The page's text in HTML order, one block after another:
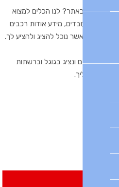
מצאת באתר? לנו הכלים למצוא
עימן אנו עובדים, מידע אודות רכבים
טרייד אשר נוכל להציג ולהציע לך.
נקדם ונציג בגוגל וברשתות
לקוחות אליך.